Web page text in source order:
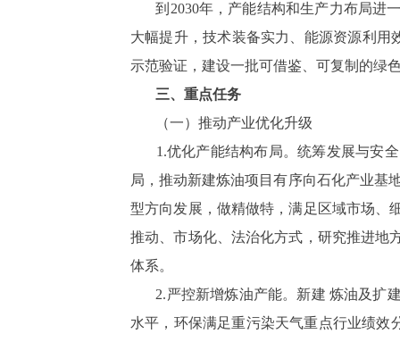
到2030年，产能结构和生产力布局进
大幅提升，技术装备实力、能源资源利用
示范验证，建设一批可借鉴、可复制的绿
三、重点任务
（一）推动产业优化升级
1.优化产能结构布局。统筹发展与安
局，推动新建炼油项目有序向石化产业基
型方向发展，做精做特，满足区域市场、
推动、市场化、法治化方式，研究推进地
体系。
2.严控新增炼油产能。新建 炼油及扩
水平，环保满足重污染天气重点行业绩效